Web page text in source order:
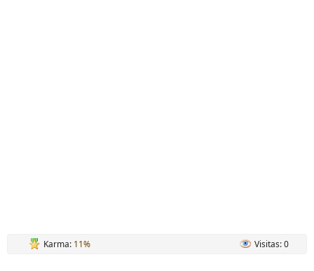
Karma: 11% Visitas: 0